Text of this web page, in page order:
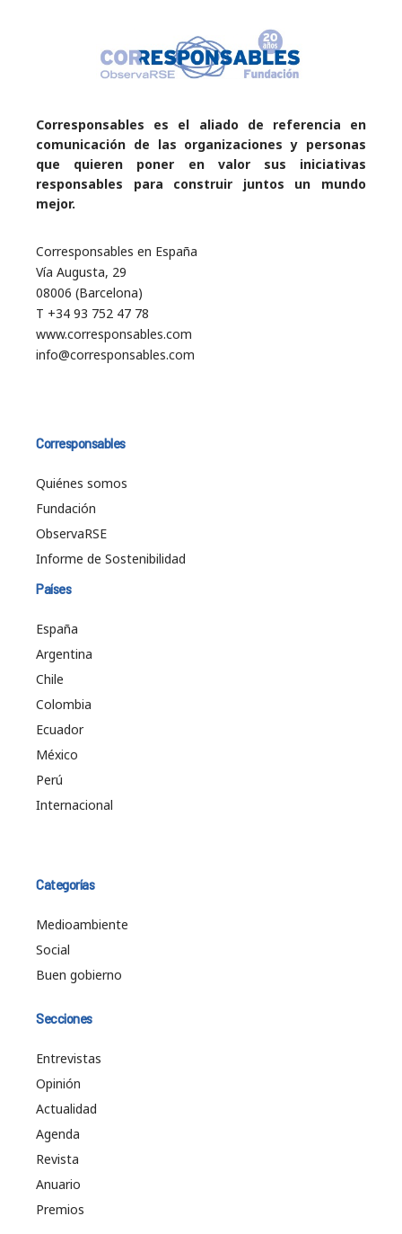
Corresponsables es el aliado de referencia en
comunicación de las organizaciones y personas
que quieren poner en valor sus iniciativas
responsables para construir juntos un mundo
mejor.
Corresponsables en España
Vía Augusta, 29
08006 (Barcelona)
T +34 93 752 47 78
www.corresponsables.com
info@corresponsables.com
Corresponsables
Quiénes somos
Fundación
ObservaRSE
Informe de Sostenibilidad
Países
España
Argentina
Chile
Colombia
Ecuador
México
Perú
Internacional
Categorías
Medioambiente
Social
Buen gobierno
Secciones
Entrevistas
Opinión
Actualidad
Agenda
Revista
Anuario
Premios